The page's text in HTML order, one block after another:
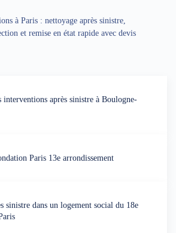
à Paris : nettoyage après sinistre,
et remise en état rapide avec devis
interventions après sinistre à Boulogne-
Paris 13e arrondissement
sinistre dans un logement social du 18e